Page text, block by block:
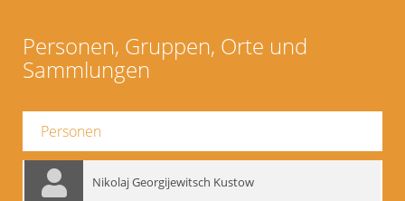
Personen, Gruppen, Orte und
Sammlungen
Personen
Nikolaj Georgijewitsch Kustow